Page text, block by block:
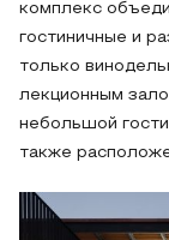
комплекс
гостиничные и
только
лекционным
небольшой
также